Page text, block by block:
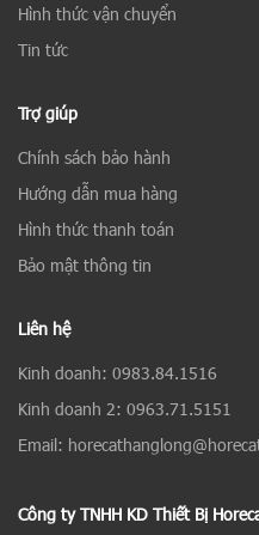
Hình thức vận chuyển
Tin tức
Trợ giúp
Chính sách bảo hành
Hướng dẫn mua hàng
Hình thức thanh toán
Bảo mật thông tin
Liên hệ
Kinh doanh: 0983.84.1516
Kinh doanh 2: 0963.71.5151
Email:
Công ty TNHH KD Thiết Bị